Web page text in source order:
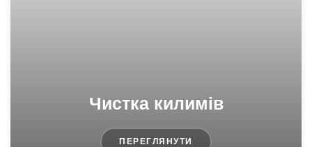
Чистка килимів
ПЕРЕГЛЯНУТИ